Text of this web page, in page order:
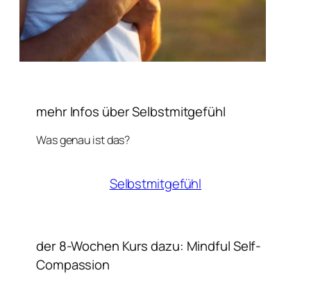
mehr Infos über Selbstmitgefühl
Was genau ist das?
Selbstmitgefühl
der 8-Wochen Kurs dazu: Mindful Self-
Compassion